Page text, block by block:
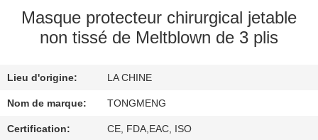
VISITE
D'USINE
CONTRÔLE
DE
QUALITÉ
Masque protecteur chirurgical jetable
non tissé de Meltblown de 3 plis
Lieu d'origine: LA CHINE
Nom de marque: TONGMENG
Certification: CE, FDA,EAC, ISO